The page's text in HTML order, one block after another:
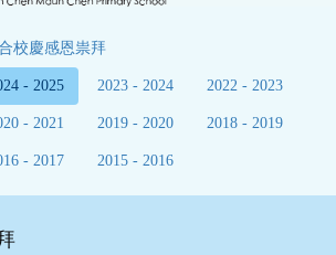
校慶感恩祟拜
- 2025 2023 - 2024 2022 - 2023
- 2021 2019 - 2020 2018 - 2019
- 2017 2015 - 2016